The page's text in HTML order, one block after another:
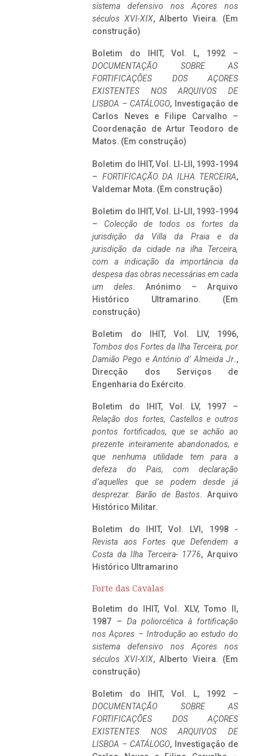
sistema defensivo nos Açores nos
séculos XVI-XIX, Alberto Vieira. (Em
construção)
Boletim do IHIT, Vol. L, 1992 –
DOCUMENTAÇÃO SOBRE AS
FORTIFICAÇÕES DOS AÇORES
EXISTENTES NOS ARQUIVOS DE
LISBOA – CATÁLOGO, Investigação de
Carlos Neves e Filipe Carvalho –
Coordenação de Artur Teodoro de
Matos. (Em construção)
Boletim do IHIT, Vol. LI-LII, 1993-1994
– FORTIFICAÇÃO DA ILHA TERCEIRA,
Valdemar Mota. (Em construção)
Boletim do IHIT, Vol. LI-LII, 1993-1994
– Colecção de todos os fortes da
jurisdição da Villa da Praia e da
jurisdição da cidade na ilha Terceira,
com a indicação da importância da
despesa das obras necessárias em cada
um deles. Anónimo – Arquivo
Histórico Ultramarino. (Em
construção)
Boletim do IHIT, Vol. LIV, 1996,
Tombos dos Fortes da Ilha Terceira, por
Damião Pego e António d’ Almeida Jr.,
Direcção dos Serviços de
Engenharia do Exército.
Boletim do IHIT, Vol. LV, 1997 –
Relação dos fortes, Castellos e outros
pontos fortificados, que se achão ao
prezente inteiramente abandonados, e
que nenhuma utilidade tem para a
defeza do Pais, com declaração
d’aquelles que se podem desde já
desprezar. Barão de Bastos. Arquivo
Histórico Militar.
Boletim do IHIT, Vol. LVI, 1998 -
Revista aos Fortes que Defendem a
Costa da Ilha Terceira- 1776, Arquivo
Histórico Ultramarino
Forte das Cavalas
Boletim do IHIT, Vol. XLV, Tomo II,
1987 – Da poliorcética à fortificação
nos Açores – Introdução ao estudo do
sistema defensivo nos Açores nos
séculos XVI-XIX, Alberto Vieira. (Em
construção)
Boletim do IHIT, Vol. L, 1992 –
DOCUMENTAÇÃO SOBRE AS
FORTIFICAÇÕES DOS AÇORES
EXISTENTES NOS ARQUIVOS DE
LISBOA – CATÁLOGO, Investigação de